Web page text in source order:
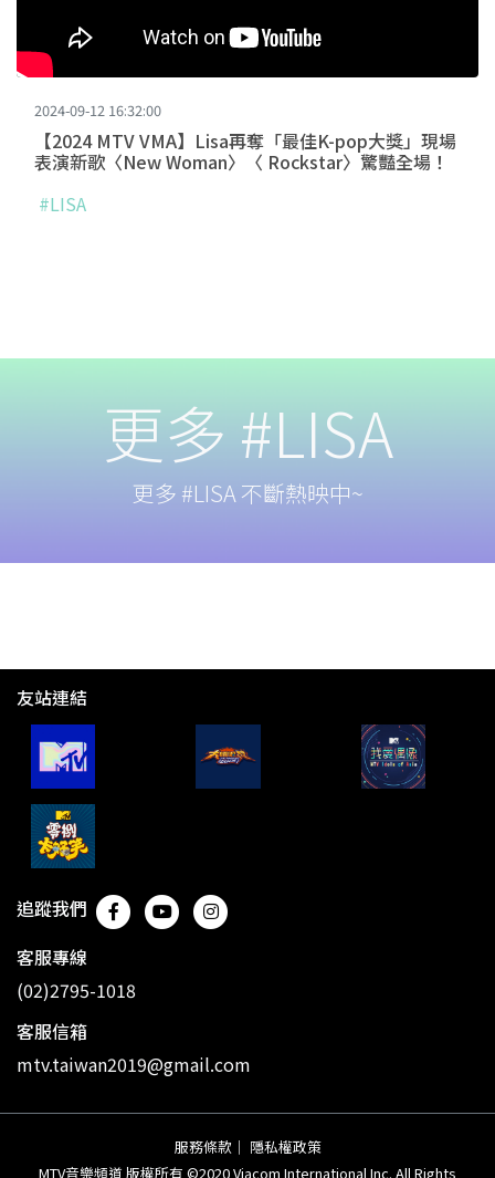
2024-09-12 16:32:00
【2024 MTV VMA】Lisa再奪「最佳K-pop大獎」現場
表演新歌〈New Woman〉〈 Rockstar〉驚豔全場！
#LISA
更多 #LISA
更多 #LISA 不斷熱映中~
友站連結
追蹤我們
客服專線
(02)2795-1018
客服信箱
mtv.taiwan2019@gmail.com
服務條款 ｜ 隱私權政策
MTV音樂頻道 版權所有 ©2020 Viacom International Inc. All Rights